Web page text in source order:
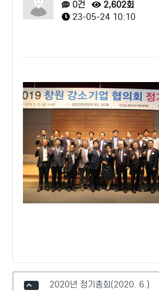
0건
2,602회
23-05-24 10:10
2020년 정기총회(2020. 6.)